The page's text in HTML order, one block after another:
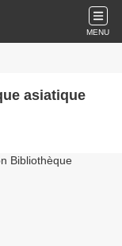
MENU
asiatique